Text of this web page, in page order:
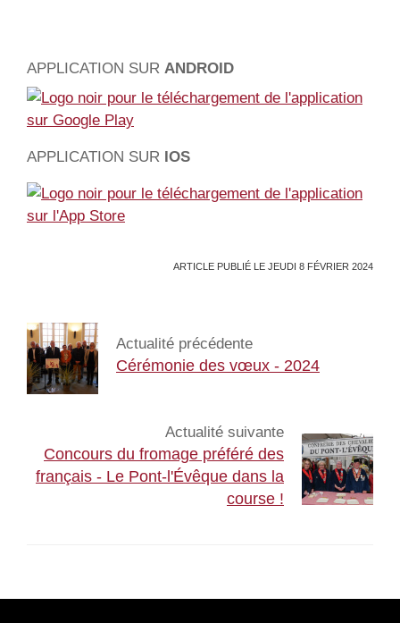
APPLICATION SUR ANDROID
APPLICATION SUR IOS
ARTICLE PUBLIÉ LE JEUDI 8 FÉVRIER 2024
Actualité précédente
Cérémonie des vœux - 2024
Actualité suivante
Concours du fromage préféré des
français - Le Pont-l'Évêque dans la
course !